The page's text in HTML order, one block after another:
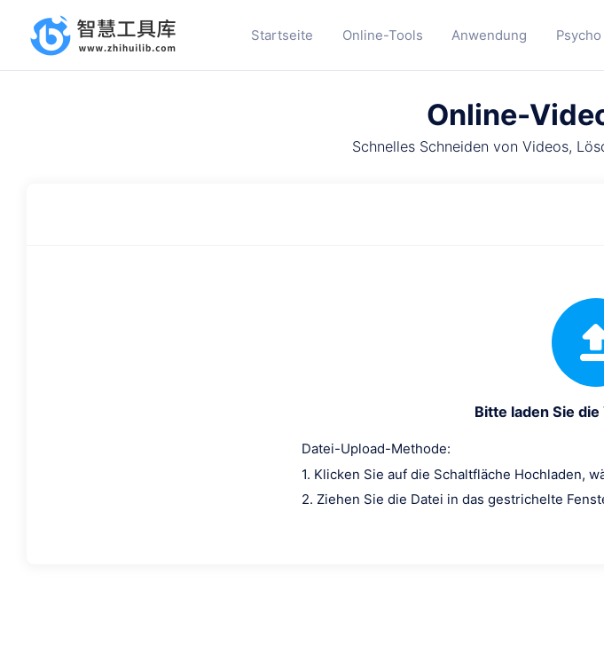
Startseite Online-Tools Anwendung
Online-
Schnelles Schneiden von Videos,
Bitte laden Sie
Datei-Upload-Methode:
1. Klicken Sie auf die Schaltfläche Hochladen,
2. Ziehen Sie die Datei in das gestrichelte